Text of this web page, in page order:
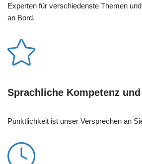
Experten für verschiedenste Themen
an Bord.
Sprachliche Kompetenz
Pünktlichkeit ist unser Versprechen an